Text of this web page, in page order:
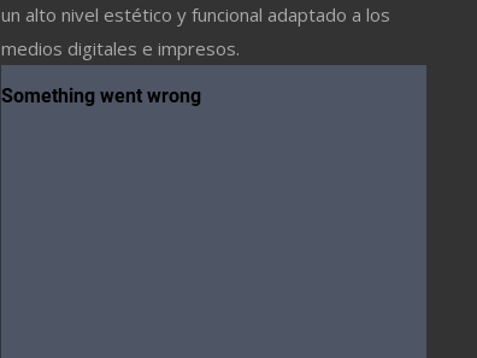
un alto nivel estético y funcional adaptado a los
medios digitales e impresos.